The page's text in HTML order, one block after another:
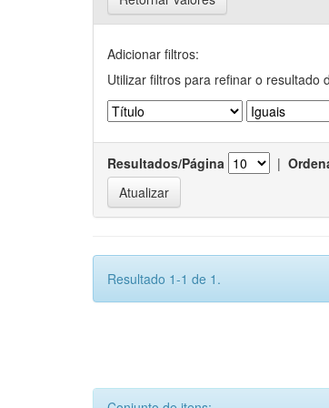
Adicionar filtros:
Utilizar filtros para refinar o resultado
Resultados/Página |
Resultado 1-1 de 1.